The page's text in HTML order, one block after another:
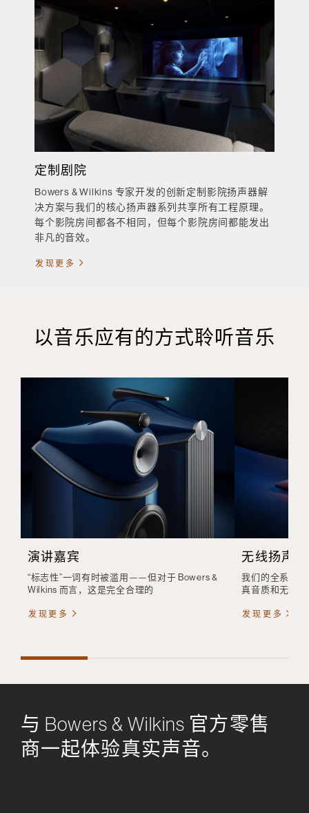
定制剧院
Bowers & Wilkins 专家开发的创新定制影院扬声器解
决方案与我们的核心扬声器系列共享所有工程原理。
每个影院房间都各不相同，但每个影院房间都能发出
非凡的音效。
发现更多
以音乐应有的方式聆听音乐
演讲嘉宾
“标志性”一词有时被滥用——但对于 Bowers &
Wilkins 而言，这是完全合理的
发现更多
无线扬声器
我们的全系列
真音质和无线
发现更多
与 Bowers & Wilkins 官方零售
商一起体验真实声音。